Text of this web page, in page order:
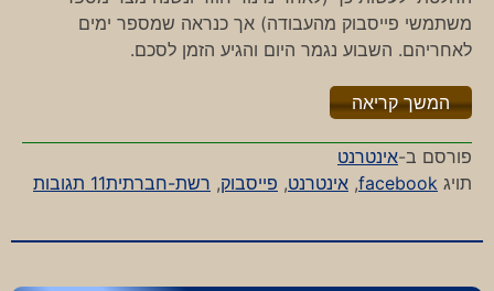
משתמשי פייסבוק מהעבודה) אך כנראה שמספר ימים
לאחריהם. השבוע נגמר היום והגיע הזמן לסכם.
המשך קריאה"%s"
פורסם ב-אינטרנט
תויג facebook
, אינטרנט, פייסבוק, רשת-חברתית11 תגובות
על
של